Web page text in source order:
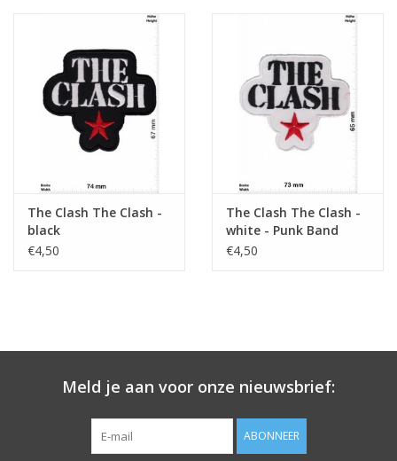
The Clash The Clash -
black
€4,50
The Clash The Clash -
white - Punk Band
€4,50
Meld je aan voor onze nieuwsbrief:
ABONNEER